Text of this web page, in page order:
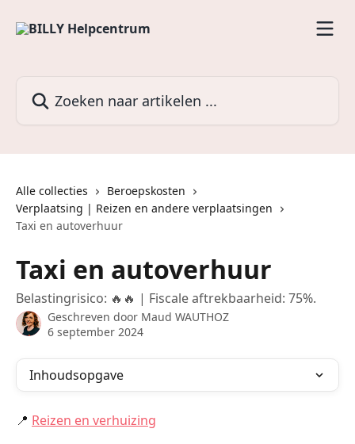
Alle collecties
Beroepskosten
Verplaatsing | Reizen en andere verplaatsingen
Taxi en autoverhuur
Taxi en autoverhuur
Belastingrisico: 🔥🔥 | Fiscale aftrekbaarheid: 75%.
Geschreven door Maud WAUTHOZ
6 september 2024
Inhoudsopgave
📍 Reizen en verhuizing